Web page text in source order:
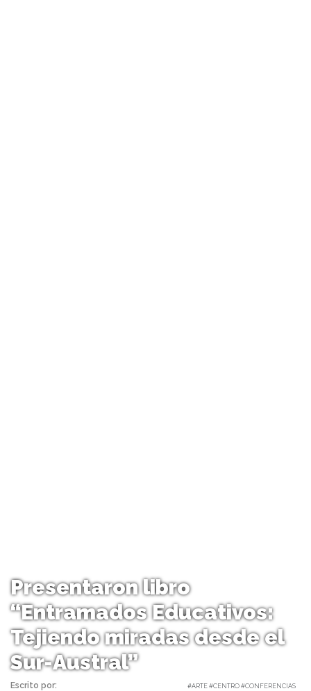
Presentaron libro
“Entramados Educativos:
Tejiendo miradas desde el
Sur-Austral”
Escrito por:
#ARTE #CENTRO #CONFERENCIAS